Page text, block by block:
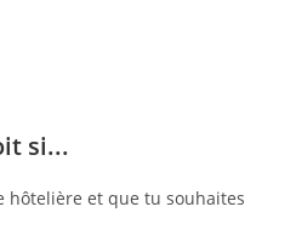
si...
hôtelière et que tu souhaites